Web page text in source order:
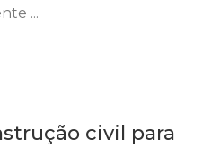
...
civil para